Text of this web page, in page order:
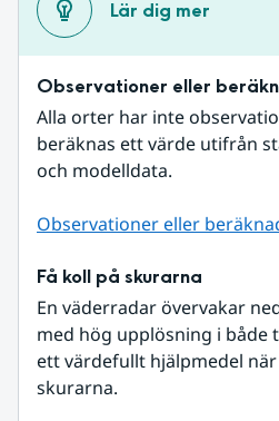
Lär dig mer
Observationer eller
Alla orter har inte
beräknas ett värde utifrån
och modelldata.
Observationer eller
Få koll på skurarna
En väderradar övervakar
med hög upplösning i både
ett värdefullt hjälpmedel
skurarna.